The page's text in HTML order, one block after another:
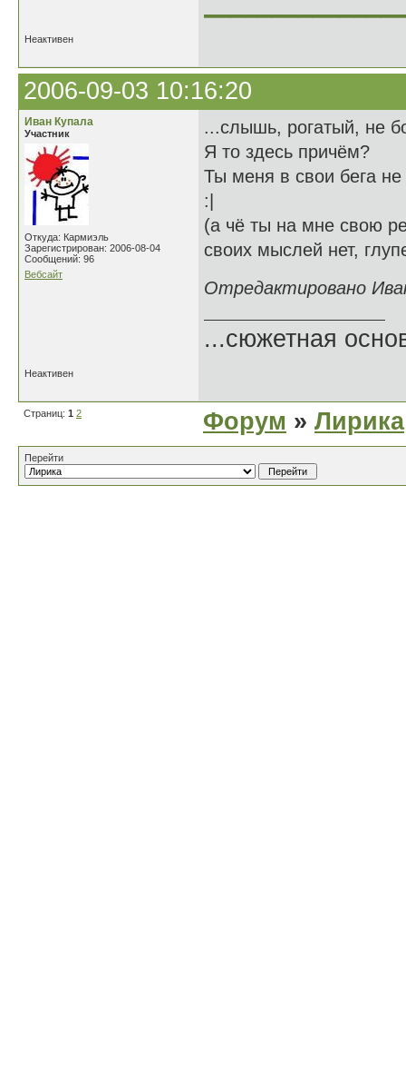
Неактивен
2006-09-03 10:16:20
Иван Купала
Участник
Откуда: Кармиэль
Зарегистрирован: 2006-08-04
Сообщений: 96
Вебсайт
...слышь, рогатый, не
Я то здесь причём?
Ты меня в свои бега
:|
(а чё ты на мне свою
своих мыслей нет,
Отредактировано
...сюжетная
Неактивен
Страниц: 1 2 Форум » Лирика
Перейти